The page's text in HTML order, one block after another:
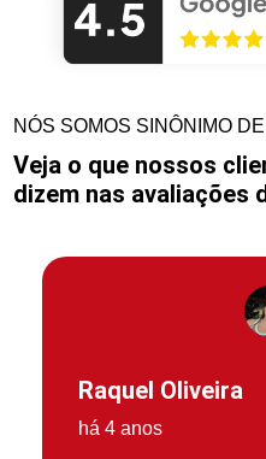
NÓS SOMOS SINÔNIMO
Veja o que nossos
dizem nas avaliações
Raquel Oliveira
há 4 anos